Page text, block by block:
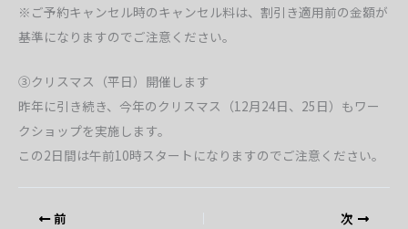
※ご予約キャンセル時のキャンセル料は、割引き適用前の金額が
基準になりますのでご注意ください。
③クリスマス（平日）開催します
昨年に引き続き、今年のクリスマス（12月24日、25日）もワー
クショップを実施します。
この2日間は午前10時スタートになりますのでご注意ください。
前 次